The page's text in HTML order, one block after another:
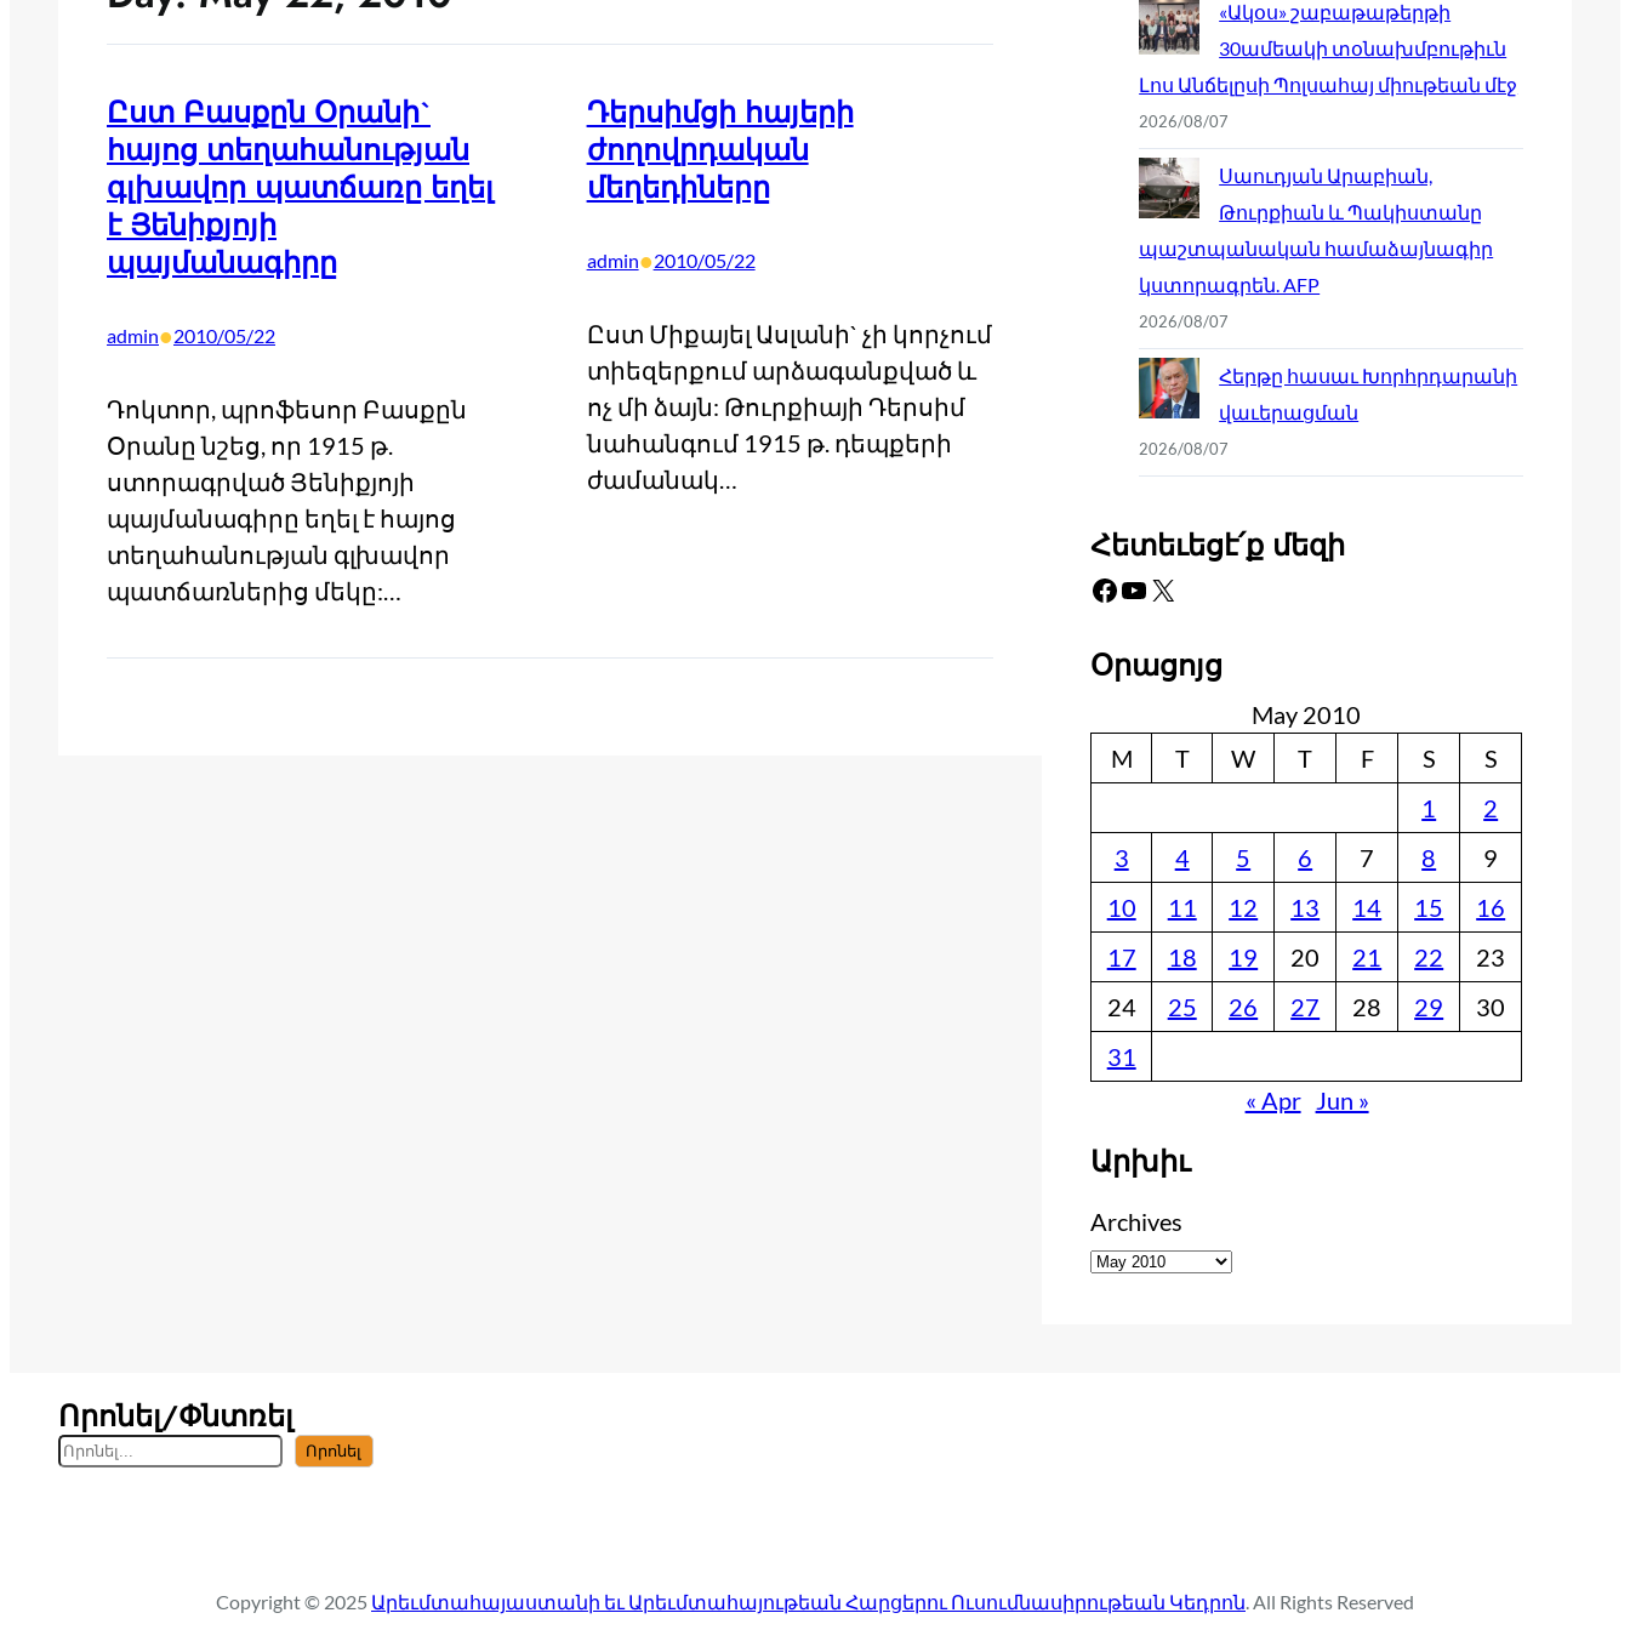
Ըստ Բասքըն Օրանի`
հայոց տեղահանության
գլխավոր պատճառը եղել
է Յենիքյոյի
պայմանագիրը
admin•2010/05/22
Դոկտոր, պրոֆեսոր Բասքըն
Օրանը նշեց, որ 1915 թ.
ստորագրված Յենիքյոյի
պայմանագիրը եղել է հայոց
տեղահանության գլխավոր
պատճառներից մեկը:…
Դերսիմցի հայերի
ժողովրդական
մեղեդիները
admin•2010/05/22
Ըստ Միքայել Ասլանի` չի կորչում
տիեզերքում արձագանքված և
ոչ մի ձայն: Թուրքիայի Դերսիմ
նահանգում 1915 թ. դեպքերի
ժամանակ…
«Ակօս» շաբաթաթերթի
30ամեակի տօնախմբութիւն
Լոս Անճելըսի Պոլսահայ միութեան մէջ
2026/08/07
Սաուդյան Արաբիան,
Թուրքիան և Պակիստանը
պաշտպանական համաձայնագիր
կստորագրեն. AFP
2026/08/07
Հերթը հասաւ Խորհրդարանի
վաւերացման
2026/08/07
Հետեւեցէ՛ք մեզի
Facebook YouTube X
Օրացոյց
May 2010
M
T W T F S
S
1
2
3
4 5 6 7 8
9
10
11 12 13 14 15
16
17
18 19 20 21 22
23
24
25 26 27 28 29
30
31
« Apr
Jun »
Արխիւ
Archives
Որոնել/Փնտռել
S
Որոնել
Copyright © 2025 Արեւմտահայաստանի եւ Արեւմտահայութեան Հարցերու Ուսումնասիրութեան Կեդրոն. All Rights Reserved